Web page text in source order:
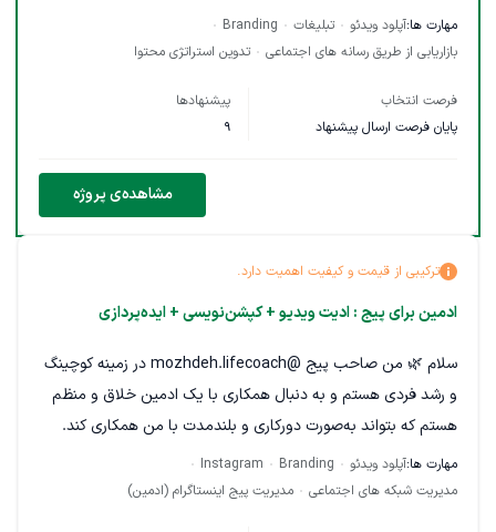
تیک‌تاک مزیت محسوب می‌شود. مسئولیت اصلی شامل ادیت،
آماده‌سازی، زمان‌بندی و انتشار ویدئوهاست.روزی یک ویدیو
مهارت ها:آپلود ویدئو تبلیغات
Branding
بازاریابی از طریق رسانه های اجتماعی
تدوین استراتژی محتوا
فرصت انتخاب
پایان فرصت ارسال پیشنهاد
پیشنهادها
9
مشاهده‌ی پروژه
ترکیبی از قیمت و کیفیت اهمیت دارد.
ادمین برای پیج : ادیت ویدیو + کپشن‌نویسی + ایده‌پردازی
سلام 🌿 من صاحب پیج @mozhdeh.lifecoach در زمینه کوچینگ
و رشد فردی هستم و به دنبال همکاری با یک ادمین خلاق و منظم
هستم که بتواند به‌صورت دورکاری و بلندمدت با من همکاری کند.
ادمین باید بتواند محتوای پیج را از مرحله ایده‌پردازی تا ادیت و
انتشار مدیریت کند. تمرکز پیج روی موضوعات روان‌شناسی، کوچینگ
مهارت ها:آپلود ویدئو Branding
Instagram
مدیریت شبکه های اجتماعی
مدیریت پیج اینستاگرام (ادمین)